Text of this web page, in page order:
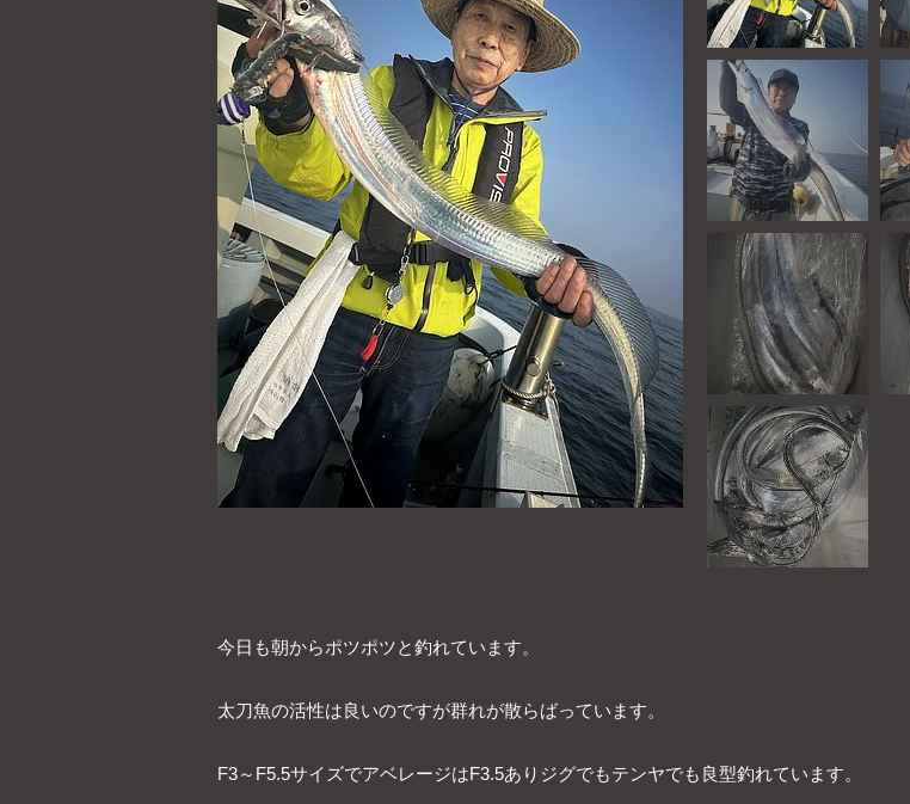
今日も朝からポツポツと釣れています。
太刀魚の活性は良いのですが群れが散らばっています。
F3～F5.5サイズでアベレージはF3.5ありジグでもテンヤでも良型釣れています。